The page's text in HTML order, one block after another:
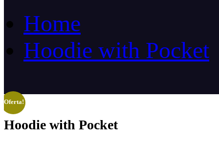
Home
Hoodie with Pocket
¡Oferta!
Hoodie with Pocket